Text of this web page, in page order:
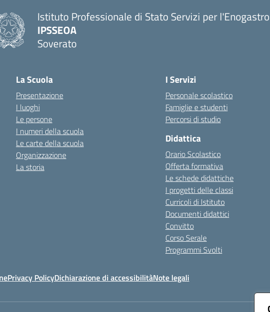
Istituto Professionale di Stato Servizi per
IPSSEOA
Soverato
La Scuola
Presentazione
I luoghi
Le persone
I numeri della scuola
Le carte della scuola
Organizzazione
La storia
I Servizi
Personale scolastico
Famiglie e studenti
Percorsi di studio
Didattica
Orario Scolastico
Offerta formativa
Le schede didattiche
I progetti delle classi
Curricoli di Istituto
Documenti didattici
Convitto
Corso Serale
Programmi Svolti
Privacy PolicyDichiarazione di accessibilitàNote legali